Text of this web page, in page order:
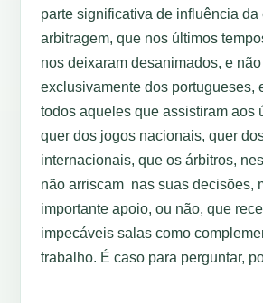
parte significativa de influência da
arbitragem, que nos últimos
nos deixaram desanimados, e não
exclusivamente dos portugueses,
todos aqueles que assistiram aos
quer dos jogos nacionais, quer
internacionais, que os árbitros,
não arriscam nas suas decisões,
importante apoio, ou não, que
impecáveis salas como
trabalho. É caso para perguntar,